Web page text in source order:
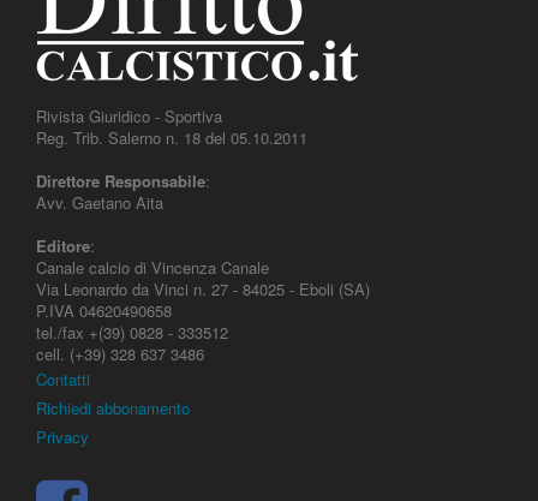
Rivista Giuridico - Sportiva
Reg. Trib. Salerno n. 18 del 05.10.2011
Direttore Responsabile:
Avv. Gaetano Aita
Editore:
Canale calcio di Vincenza Canale
Via Leonardo da Vinci n. 27 - 84025 - Eboli (SA)
P.IVA 04620490658
tel./fax +(39) 0828 - 333512
cell. (+39) 328 637 3486
Contatti
Richiedi abbonamento
Privacy